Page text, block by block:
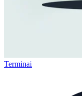
Terminai